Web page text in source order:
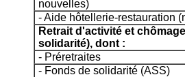
nouvelles)
- Aide hôtellerie-restauration
Retrait d'activité et
solidarité), dont :
- Préretraites
- Fonds de solidarité (ASS)